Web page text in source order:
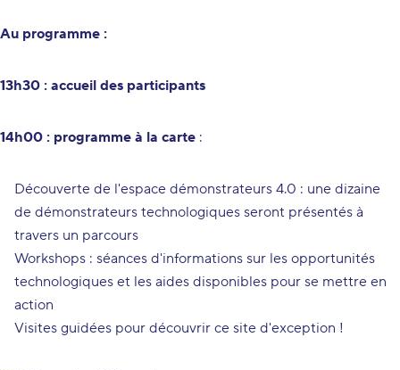
Au programme :
13h30 : accueil des participants
14h00 : programme à la carte :
Découverte de l'espace démonstrateurs 4.0 : une dizaine
de démonstrateurs technologiques seront présentés à
travers un parcours
Workshops : séances d'informations sur les opportunités
technologiques et les aides disponibles pour se mettre en
action
Visites guidées pour découvrir ce site d'exception !